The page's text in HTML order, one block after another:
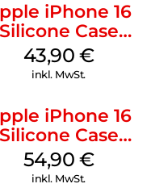
iPhone 16
Silicone Case
MagSafe Plum
43,90 €
inkl. MwSt.
iPhone 16
Silicone Case
MagSafe Lake
Green
54,90 €
inkl. MwSt.